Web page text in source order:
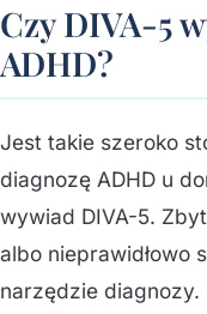
Czy DIVA-5
ADHD?
Jest takie szeroko
diagnozę ADHD u
wywiad DIVA-5.
albo nieprawidłowo
narzędzie